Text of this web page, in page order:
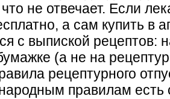
не отвечает. Если
а сам купить в
с выпиской рецептов:
(а не на
рецептурного
правилам есть